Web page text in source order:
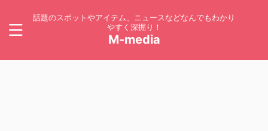
話題のスポットやアイテム、ニュースなどなんでもわかり
やすく深掘り！
M-media